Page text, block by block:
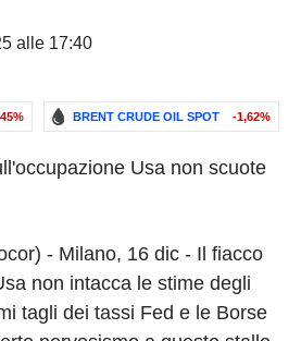
alle 17:40
BRENT CRUDE OIL SPOT -1,62%
Usa non scuote
- Milano, 16 dic - Il fiacco
non intacca le stime degli
tagli dei tassi Fed e le Borse